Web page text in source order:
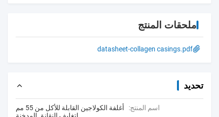
ملحقات المنتج
datasheet-collagen casings.pdf
تحديد
اسم المنتج:
أغلفة الكولاجين القابلة للأكل من 55 مم